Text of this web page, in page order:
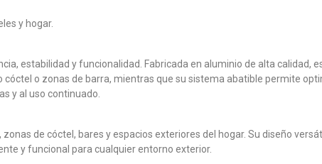
y hogar.
estabilidad y funcionalidad. Fabricada en aluminio de alta
o zonas de barra, mientras que su sistema abatible permite
y al uso continuado.
de cóctel, bares y espacios exteriores del hogar. Su diseño
y funcional para cualquier entorno exterior.